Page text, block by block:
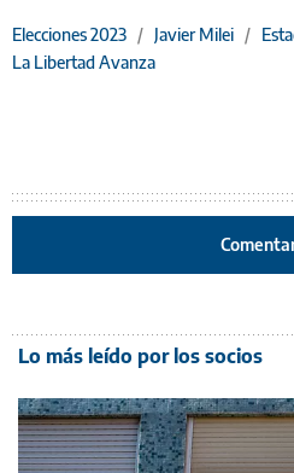
Elecciones 2023 / Javier Milei /
La Libertad Avanza
Lo más leído por los socios